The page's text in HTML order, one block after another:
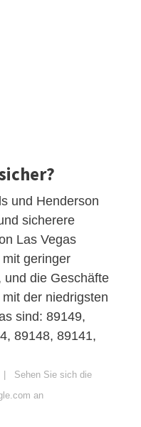
und Henderson
sicherere
Las Vegas
geringer
und die Geschäfte
der niedrigsten
sind: 89149,
89148, 89141,
Sehen Sie sich die
an